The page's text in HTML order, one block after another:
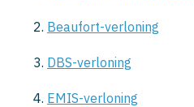
Beaufort-verloning
DBS-verloning
EMIS-verloning